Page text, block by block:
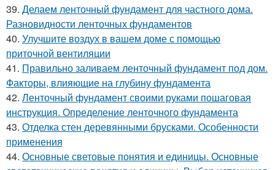
39. Делаем ленточный фундамент для частного дома.
Разновидности ленточных фундаментов
40. Улучшите воздух в вашем доме с помощью
приточной вентиляции
41. Правильно заливаем ленточный фундамент под дом.
Факторы, влияющие на глубину фундамента
42. Ленточный фундамент своими руками пошаговая
инструкция. Определение ленточного фундамента
43. Отделка стен деревянными брусками. Особенности
применения
44. Основные световые понятия и единицы. Основные